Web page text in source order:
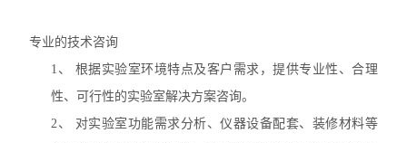
专业的技术咨询
1、 根据实验室环境特点及客户需求，提供专业性、合理
性、可行性的实验室解决方案咨询。
2、 对实验室功能需求分析、仪器设备配套、装修材料等